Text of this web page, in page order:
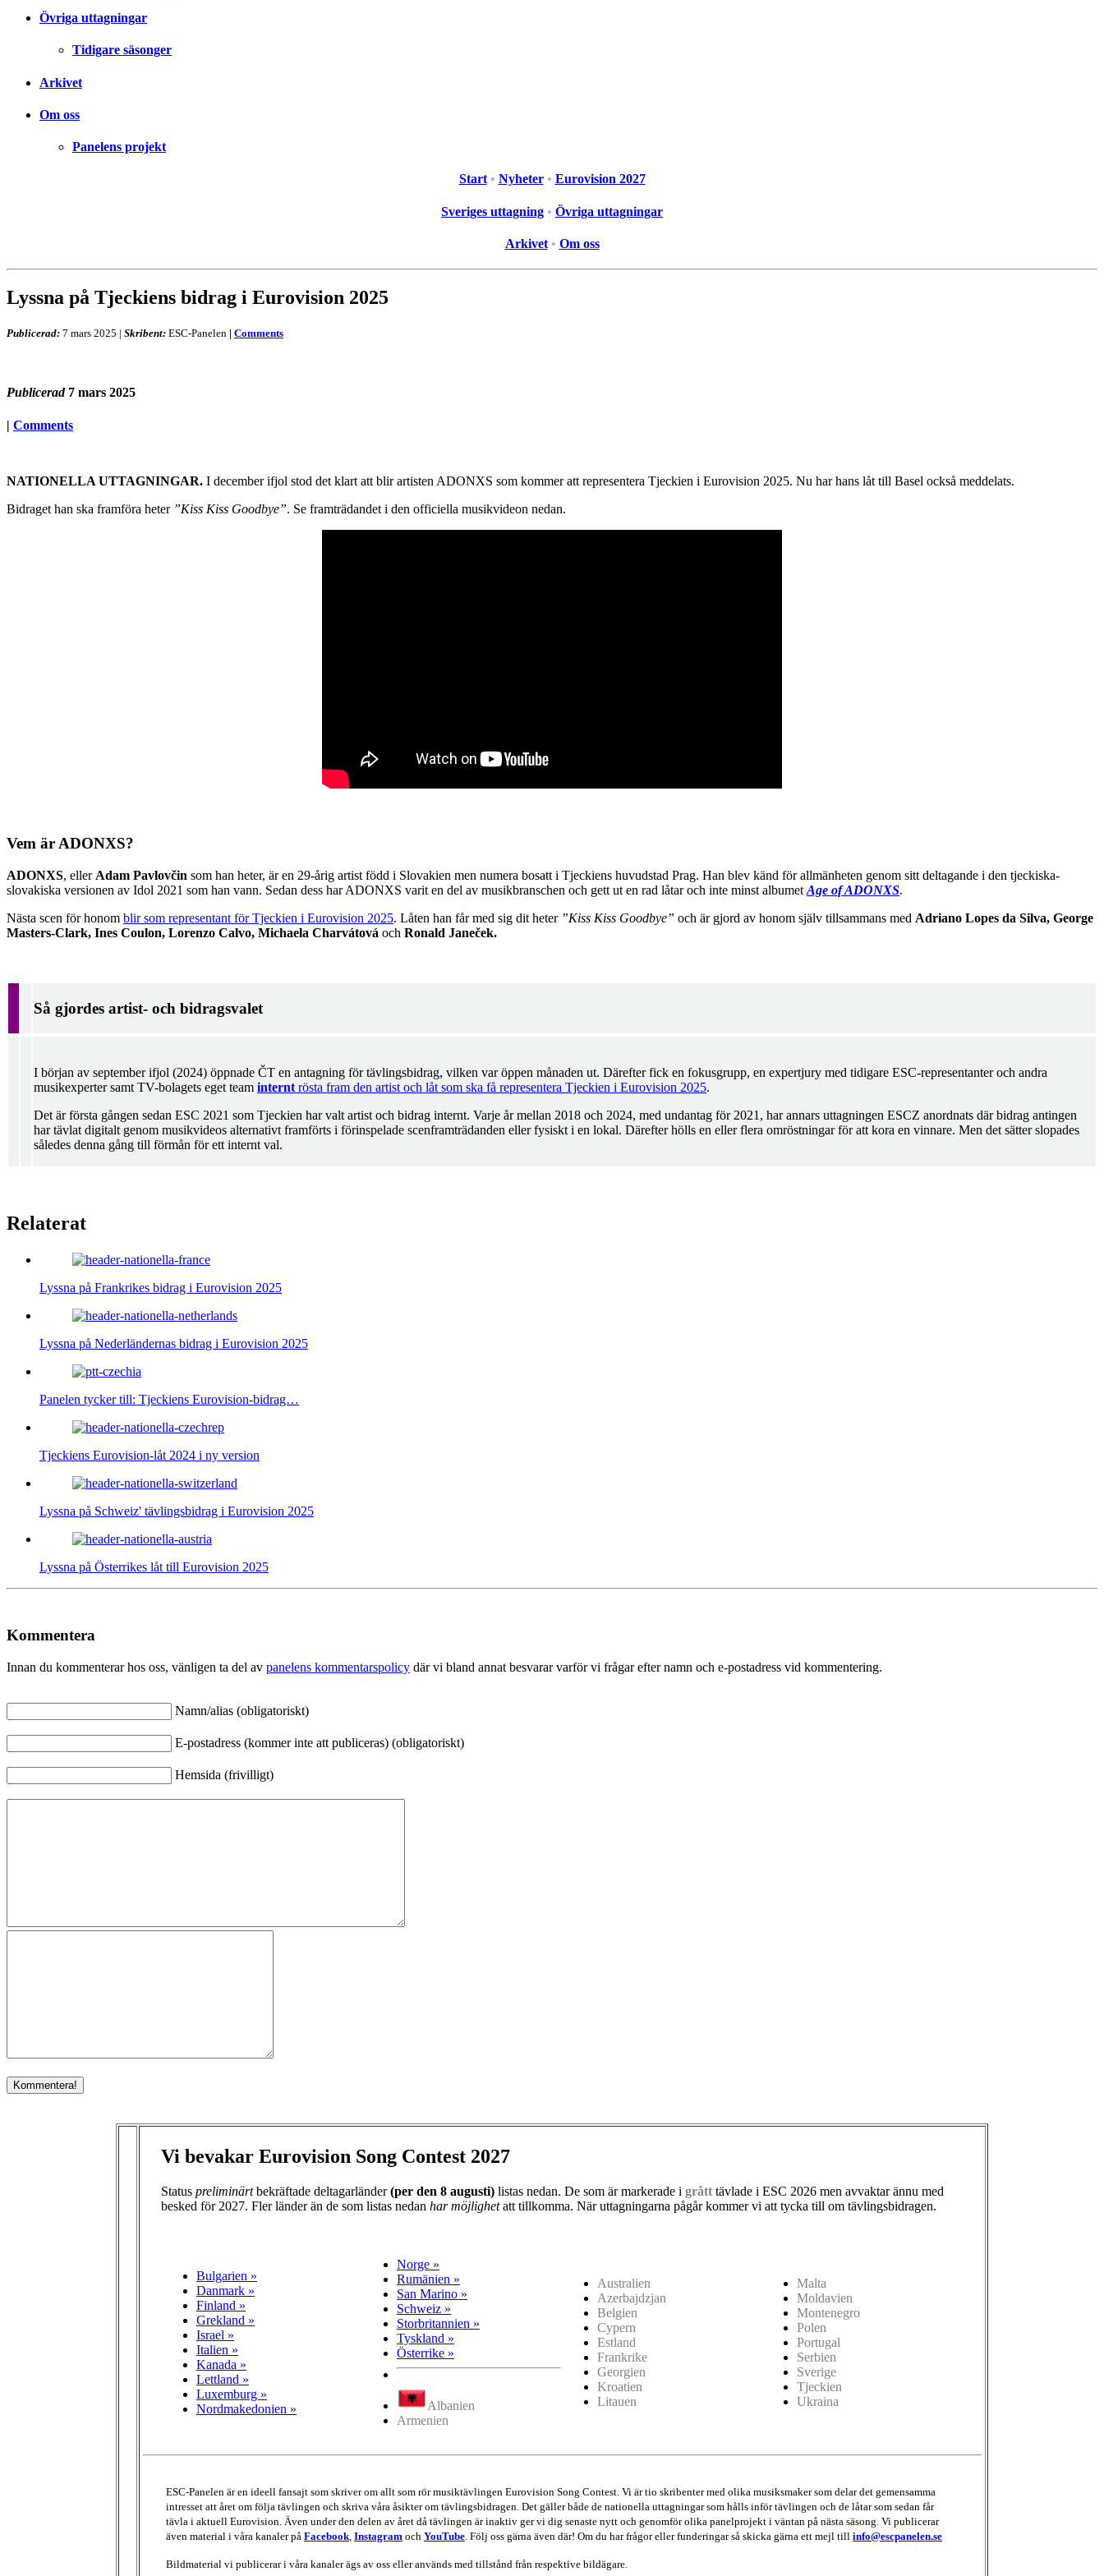
Övriga uttagningar
Tidigare säsonger
Arkivet
Om oss
Panelens projekt
Start • Nyheter • Eurovision 2027
Sveriges uttagning • Övriga uttagningar
Arkivet • Om oss
Lyssna på Tjeckiens bidrag i Eurovision 2025
Publicerad: 7 mars 2025 | Skribent: ESC-Panelen | Comments
Publicerad 7 mars 2025
| Comments
NATIONELLA UTTAGNINGAR. I december ifjol stod det klart att blir artisten ADONXS som kommer att representera Tjeckien i Eurovision 2025. Nu har hans låt till Basel också meddelats.
Bidraget han ska framföra heter ”Kiss Kiss Goodbye”. Se framträdandet i den officiella musikvideon nedan.
Vem är ADONXS?
ADONXS, eller Adam Pavlovčin som han heter, är en 29-årig artist född i Slovakien men numera bosatt i Tjeckiens huvudstad Prag. Han blev känd för allmänheten genom sitt deltagande i den tjeckiska-
slovakiska versionen av Idol 2021 som han vann. Sedan dess har ADONXS varit en del av musikbranschen och gett ut en rad låtar och inte minst albumet Age of ADONXS.
Nästa scen för honom blir som representant för Tjeckien i Eurovision 2025. Låten han får med sig dit heter ”Kiss Kiss Goodbye” och är gjord av honom själv tillsammans med Adriano Lopes da Silva, George
Masters-Clark, Ines Coulon, Lorenzo Calvo, Michaela Charvátová och Ronald Janeček.
Så gjordes artist- och bidragsvalet
I början av september ifjol (2024) öppnade ČT en antagning för tävlingsbidrag, vilken var öppen månaden ut. Därefter fick en fokusgrupp, en expertjury med tidigare ESC-representanter och andra
musikexperter samt TV-bolagets eget team internt rösta fram den artist och låt som ska få representera Tjeckien i Eurovision 2025.
Det är första gången sedan ESC 2021 som Tjeckien har valt artist och bidrag internt. Varje år mellan 2018 och 2024, med undantag för 2021, har annars uttagningen ESCZ anordnats där bidrag antingen
har tävlat digitalt genom musikvideos alternativt framförts i förinspelade scenframträdanden eller fysiskt i en lokal. Därefter hölls en eller flera omröstningar för att kora en vinnare. Men det sätter slopades
således denna gång till förmån för ett internt val.
Relaterat
Lyssna på Frankrikes bidrag i Eurovision 2025
Lyssna på Nederländernas bidrag i Eurovision 2025
Panelen tycker till: Tjeckiens Eurovision-bidrag…
Tjeckiens Eurovision-låt 2024 i ny version
Lyssna på Schweiz' tävlingsbidrag i Eurovision 2025
Lyssna på Österrikes låt till Eurovision 2025
Kommentera
Innan du kommenterar hos oss, vänligen ta del av panelens kommentarspolicy där vi bland annat besvarar varför vi frågar efter namn och e-postadress vid kommentering.
Namn/alias (obligatoriskt)
E-postadress (kommer inte att publiceras) (obligatoriskt)
Hemsida (frivilligt)
Vi bevakar Eurovision Song Contest 2027
Status preliminärtbekräftade deltagarländer(per den 8 augusti) listas nedan. De som är markerade i grått tävlade i ESC 2026 men avvaktar ännu med
besked för 2027. Fler länder än de som listas nedan har möjlighetatt tillkomma. När uttagningarna pågår kommer vi att tycka till om tävlingsbidragen.
Bulgarien »
Danmark »
Finland »
Grekland »
Israel »
Italien »
Kanada »
Lettland »
Luxemburg »
Nordmakedonien »
Norge »
Rumänien »
San Marino »
Schweiz »
Storbritannien »
Tyskland »
Österrike »
Albanien
Armenien
Australien
Azerbajdzjan
Belgien
Cypern
Estland
Frankrike
Georgien
Kroatien
Litauen
Malta
Moldavien
Montenegro
Polen
Portugal
Serbien
Sverige
Tjeckien
Ukraina
ESC-Panelen är en ideell fansajt som skriver om allt som rör musiktävlingen Eurovision Song Contest. Vi är tio skribenter med olika musiksmaker som delar det gemensamma
intresset att året om följa tävlingen och skriva våra åsikter om tävlingsbidragen. Det gäller både de nationella uttagningar som hålls inför tävlingen och de låtar som sedan får
tävla i aktuell Eurovision. Även under den delen av året då tävlingen är inaktiv ger vi dig senaste nytt och genomför olika panelprojekt i väntan på nästa säsong. Vi publicerar
även material i våra kanaler på Facebook Instagram och YouTube . Följ oss gärna även där! Om du har frågor eller funderingar så skicka gärna ett mejl till info@escpanelen.se
Bildmaterial vi publicerar i våra kanaler ägs av oss eller används med tillstånd från respektive bildägare.